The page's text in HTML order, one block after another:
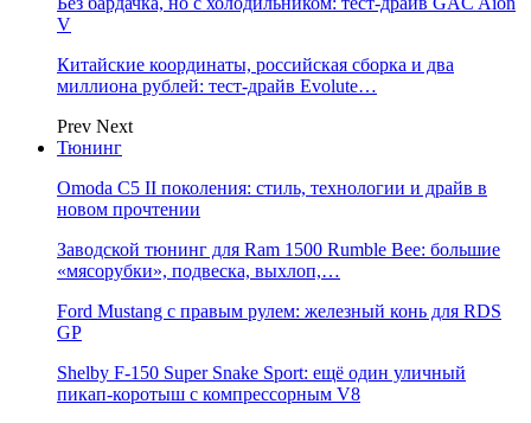
V
Китайские координаты, российская сборка и два
миллиона рублей: тест-драйв Evolute…
Prev Next
Тюнинг
Omoda C5 II поколения: стиль, технологии и драйв в
новом прочтении
Заводской тюнинг для Ram 1500 Rumble Bee: большие
«мясорубки», подвеска, выхлоп,…
Ford Mustang с правым рулем: железный конь для RDS
GP
Shelby F-150 Super Snake Sport: ещё один уличный
пикап-коротыш с компрессорным V8